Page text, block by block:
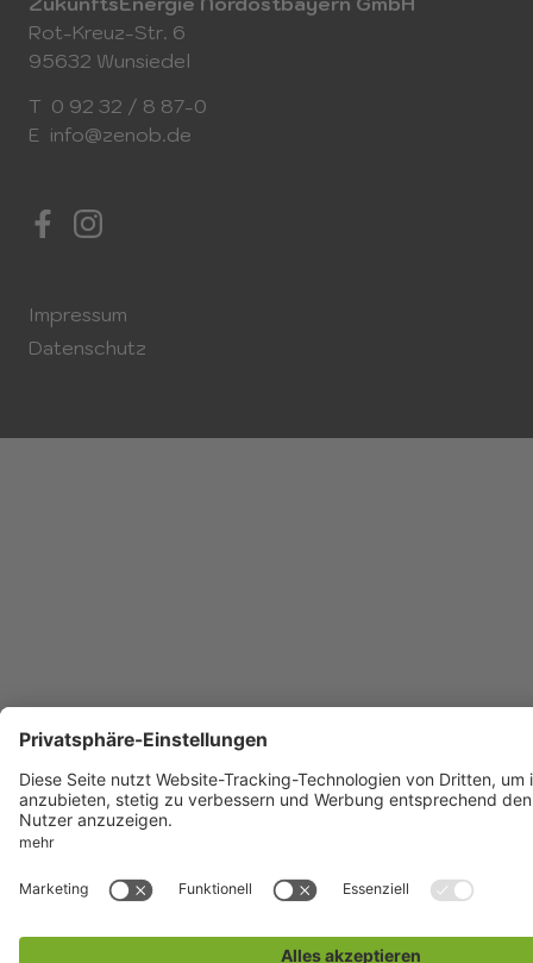
Rot-Kreuz-Str. 6
95632 Wunsiedel
T 0 92 32 / 8 87-0
E info@zenob.de
Impressum
Datenschutz